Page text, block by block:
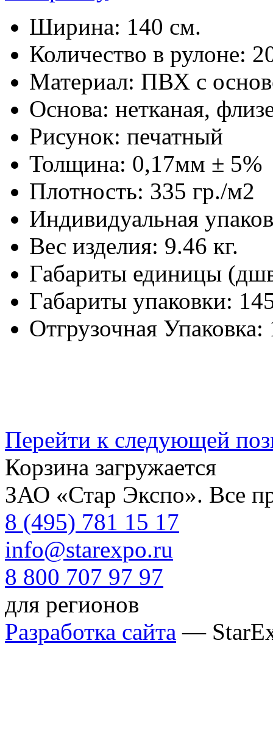
Ширина: 140 см.
Количество в рулоне:
Материал: ПВХ с
Основа: нетканая,
Рисунок: печатный
Толщина: 0,17мм ± 5%
Плотность: 335 гр./м2
Индивидуальная
Вес изделия: 9.46 кг.
Габариты единицы
Габариты упаковки:
Отгрузочная Упаковка:
Перейти к следующей
Корзина загружается
ЗАО «Стар Экспо». Все
8 (495) 781 15 17
info@starexpo.ru
8 800 707 97 97
для регионов
Разработка сайта —